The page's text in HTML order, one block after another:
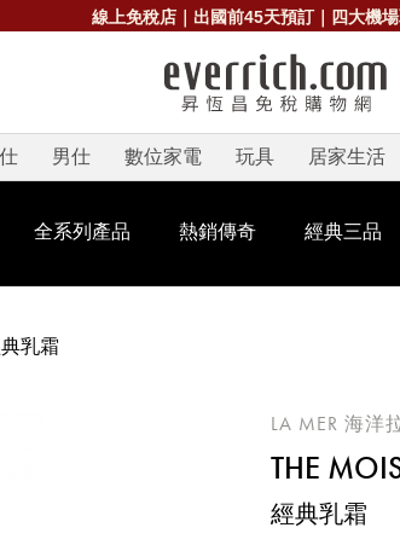
線上免稅店｜出國前45天預訂｜四大機
男仕 數位家電 玩具 居家生活
全系列產品 熱銷傳奇 經典三品
乳霜
LA MER 海洋
THE
經典乳霜